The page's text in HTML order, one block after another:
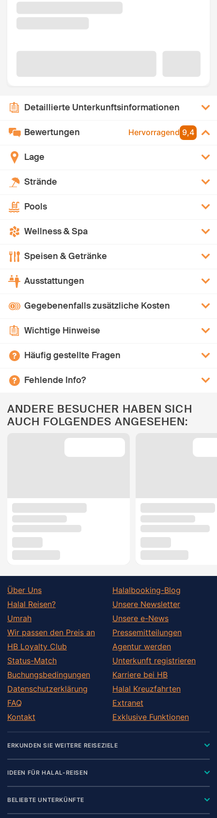
Detaillierte Unterkunftsinformationen
Bewertungen Hervorragend 9,4
Lage
Strände
Pools
Wellness & Spa
Speisen & Getränke
Ausstattungen
Gegebenenfalls zusätzliche Kosten
Wichtige Hinweise
Häufig gestellte Fragen
Fehlende Info?
ANDERE BESUCHER HABEN SICH
AUCH FOLGENDES ANGESEHEN:
Über Uns
Halal Reisen?
Umrah
Wir passen den Preis an
HB Loyalty Club
Status-Match
Buchungsbedingungen
Datenschutzerklärung
FAQ
Kontakt
Halalbooking-Blog
Unsere Newsletter
Unsere e-News
Pressemitteilungen
Agentur werden
Unterkunft registrieren
Karriere bei HB
Halal Kreuzfahrten
Extranet
Exklusive Funktionen
ERKUNDEN SIE WEITERE REISEZIELE
IDEEN FÜR HALAL-REISEN
BELIEBTE UNTERKÜNFTE